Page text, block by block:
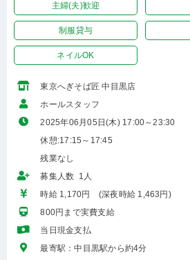
主婦(夫)歓迎
制服貸与
ネイルOK
東京へぎそば匠 中目黒店
ホールスタッフ
2025年06月05日(木) 17:00～23:30
休憩:17:15～17:45
残業なし
募集人数 1人
時給 1,170円 (深夜時給 1,463円)
800円まで実費支給
当日現金支払
最寄駅：中目黒駅から約4分